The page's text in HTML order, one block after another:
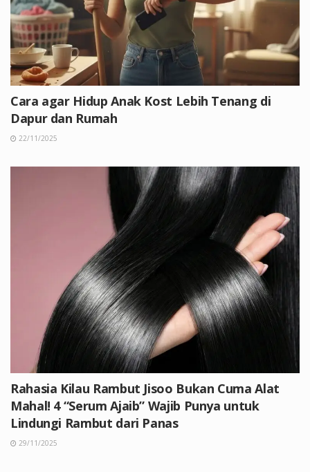
Cara agar Hidup Anak Kost Lebih Tenang di
Dapur dan Rumah
22/11/2025
Rahasia Kilau Rambut Jisoo Bukan Cuma Alat
Mahal! 4 “Serum Ajaib” Wajib Punya untuk
Lindungi Rambut dari Panas
29/11/2025